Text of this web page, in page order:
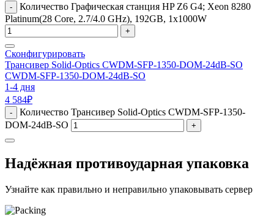
-
Количество Графическая станция HP Z6 G4; Xeon 8280
Platinum(28 Core, 2.7/4.0 GHz), 192GB, 1x1000W
+
Сконфигурировать
Трансивер Solid-Optics CWDM-SFP-1350-DOM-24dB-SO
CWDM-SFP-1350-DOM-24dB-SO
1-4 дня
4 584₽
-
Количество Трансивер Solid-Optics CWDM-SFP-1350-
DOM-24dB-SO
+
Надёжная противоударная упаковка
Узнайте как правильно и неправильно упаковывать сервер